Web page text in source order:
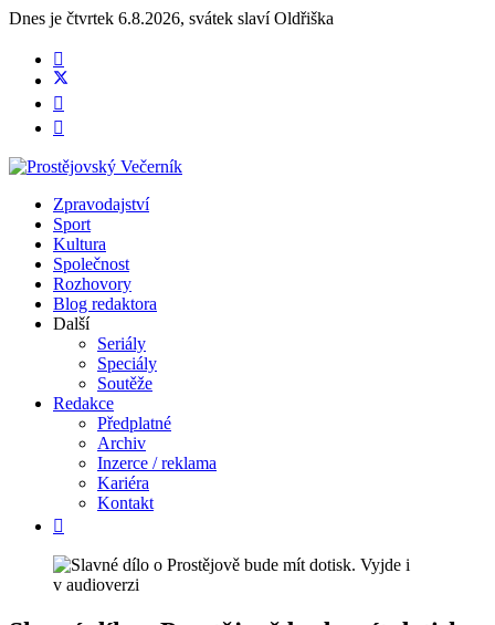
Dnes je čtvrtek 6.8.2026, svátek slavíOldřiška
Zpravodajství
Sport
Kultura
Společnost
Rozhovory
Blog redaktora
Další
Seriály
Speciály
Soutěže
Redakce
Předplatné
Archiv
Inzerce / reklama
Kariéra
Kontakt